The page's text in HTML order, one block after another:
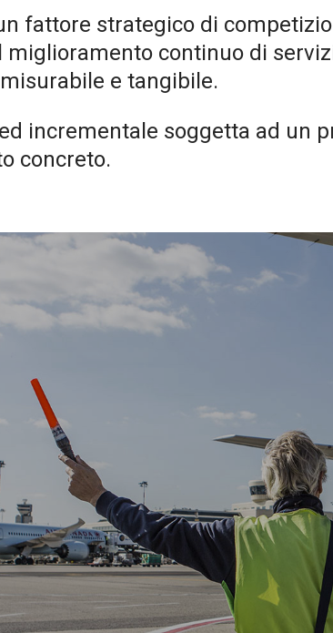
fattore strategico di
continuo di
e tangibile.
incrementale soggetta ad un
concreto.